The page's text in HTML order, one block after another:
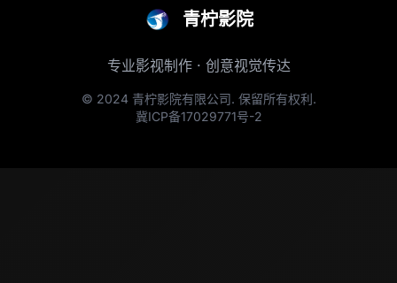
青柠影院
专业影视制作 · 创意视觉传达
© 2024 青柠影院有限公司. 保留所有权利.
冀ICP备17029771号-2